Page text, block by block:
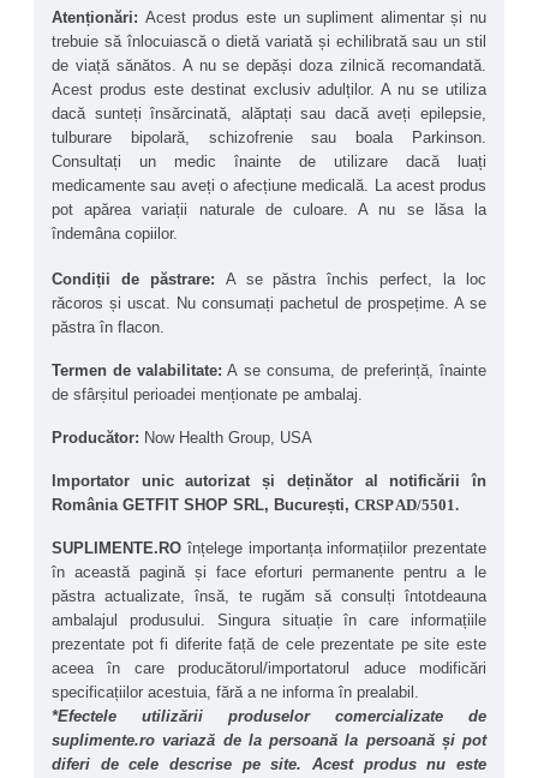
mentală.
Susținerea sănătății cerebrale în procesul de
îmbătrânire
– DMAE poate ajuta la menținerea
sănătății neuronilor și la susținerea funcțiilor cognitive
odată cu înaintarea în vârstă, conform unor cercetări
recente.
Sprijin pentru sănătatea pielii (cosmetic/anti-
aging):
DMAE este folosit și în dermatocosmetică
pentru efectul său de tonifiere și fermitate a pielii.
Unele studii arată că poate contribui la reducerea
liniilor fine și la îmbunătățirea aspectului pielii datorită
Compatibil cu formulele nootrope
– DMAE este
adesea utilizat ca parte a formulelor pentru stimularea
performanței cognitive și a funcției executive, fiind
recunoscut în rândul suplimentelor de tip „brain
support.”
Tolerabilitate bună și efecte cumulative blânde
Spre deosebire de alți compuși colinergici, DMAE are
un profil de absorbție progresiv și este considerat ușor
de integrat în rutina zilnică pentru suport cognitiv pe
Atenționări: Acest produs este un supliment alimentar și nu
trebuie să înlocuiască o dietă variată și echilibrată sau un stil
de viață sănătos. A nu se depăși doza zilnică recomandată.
Acest produs este destinat exclusiv adulților. A nu se utiliza
dacă sunteți însărcinată, alăptați sau dacă aveți epilepsie,
tulburare bipolară, schizofrenie sau boala Parkinson.
Consultați un medic înainte de utilizare dacă luați
medicamente sau aveți o afecțiune medicală. La acest produs
pot apărea variații naturale de culoare. A nu se lăsa la
îndemâna copiilor.
Condiții de păstrare: A se păstra închis perfect, la loc
răcoros și uscat. Nu consumați pachetul de prospețime. A se
păstra în flacon.
Termen de valabilitate: A se consuma, de preferință, înainte
de sfârșitul perioadei menționate pe ambalaj.
Producător: Now Health Group, USA
Importator unic autorizat și deținător al notificării în
România GETFIT SHOP SRL, București, CRSP AD/5501.
SUPLIMENTE.RO înțelege importanța informațiilor prezentate
în această pagină și face eforturi permanente pentru a le
păstra actualizate, însă, te rugăm să consulți întotdeauna
ambalajul produsului. Singura situație în care informațiile
prezentate pot fi diferite față de cele prezentate pe site este
aceea în care producătorul/importatorul aduce modificări
specificațiilor acestuia, fără a ne informa în prealabil.
*Efectele utilizării produselor comercializate de
suplimente.ro variază de la persoană la persoană și pot
diferi de cele descrise pe site. Acest produs nu este